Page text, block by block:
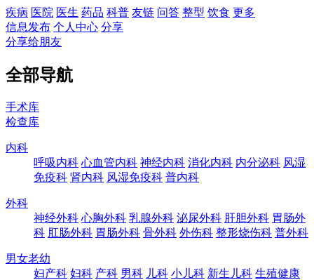
疾病 医院 医生 药品 科普 友链 问答 整型 饮食 更多
信息发布 个人中心 分享
分享给朋友
全部导航
手术库
检查库
内科
呼吸内科 心血管内科 神经内科 消化内科 内分泌科 风湿
免疫科 肾内科 风湿免疫科 普内科
外科
神经外科 心胸外科 乳腺外科 泌尿外科 肝胆外科 胃肠外
科 肛肠外科 胃肠外科 骨外科 外伤科 整形烧伤科 普外科
男女老幼
妇产科 妇科 产科 男科 儿科 小儿科 新生儿科 生殖健康